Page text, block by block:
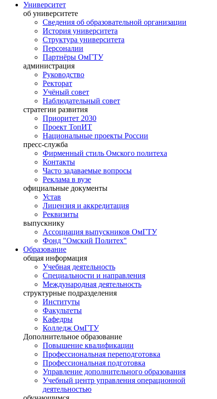
Университет
об университете
Сведения об образовательной организации
История университета
Структура университета
Персоналии
Партнёры ОмГТУ
администрация
Руководство
Ректорат
Учёный совет
Наблюдательный совет
стратегии развития
Приоритет 2030
Проект ТопИТ
Национальные проекты России
пресс-служба
Фирменный стиль Омского политеха
Контакты
Часто задаваемые вопросы
Реклама в вузе
официальные документы
Устав
Лицензия и аккредитация
Реквизиты
выпускнику
Ассоциация выпускников ОмГТУ
Фонд "Омский Политех"
Образование
общая информация
Учебная деятельность
Специальности и направления
Международная деятельность
структурные подразделения
Институты
Факультеты
Кафедры
Колледж ОмГТУ
Дополнительное образование
Повышение квалификации
Профессиональная переподготовка
Профессиональная подготовка
Управление дополнительного образования
Учебный центр управления операционной
деятельностью